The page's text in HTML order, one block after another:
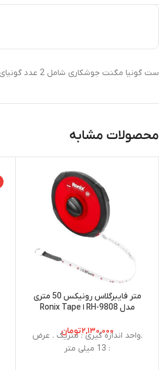
ست گونیا مگنت جوشکاری شامل 2 عدد گونیای مثلثی با توان تحمل 12 کیلوگرم و 4 عدد گونیای ذوزنقه با توان تحمل 4 کیلوگرم
محصولات مشابه
متر فایبرگلاس رونیکس 50 متری
مدل RH-9808 ا Ronix Tape
۲,۱۳۰,۰۰۰تومان
.واحد اندازه گیری : متریک . عرض
: 13 میلی متر